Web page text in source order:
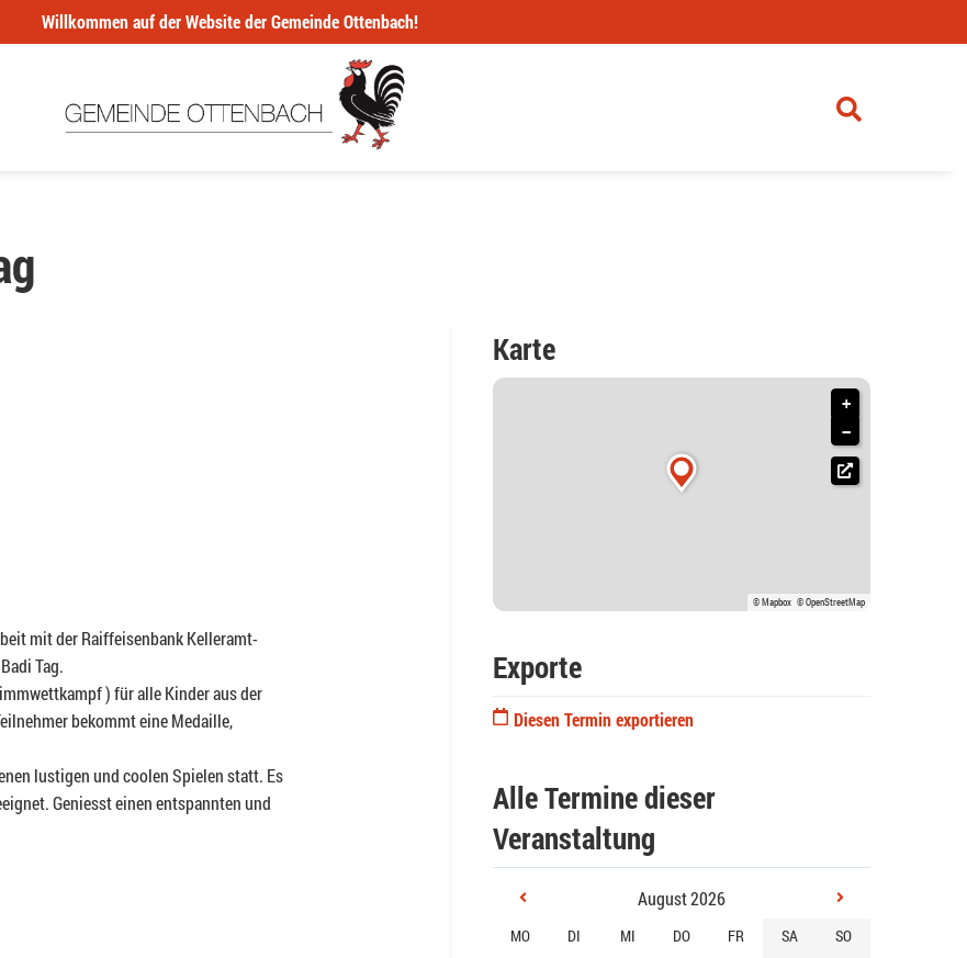
Willkommen auf der Website der Gemeinde Ottenbach!
mit der Raiffeisenbank Kelleramt-
Tag.
) für alle Kinder aus der
bekommt eine Medaille,
lustigen und coolen Spielen statt. Es
Geniesst einen entspannten und
Karte

+
−
© Mapbox © OpenStreetMap
Exporte
Diesen Termin exportieren
Alle Termine dieser
Veranstaltung
August 2026
MO DI MI DO FR SA
SO